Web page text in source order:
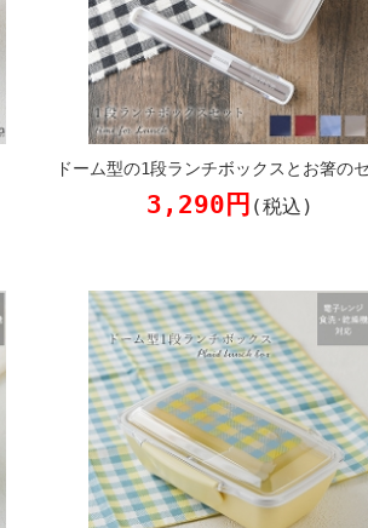
ドーム型の1段ランチボックスとお箸の
3,290円 (税込)